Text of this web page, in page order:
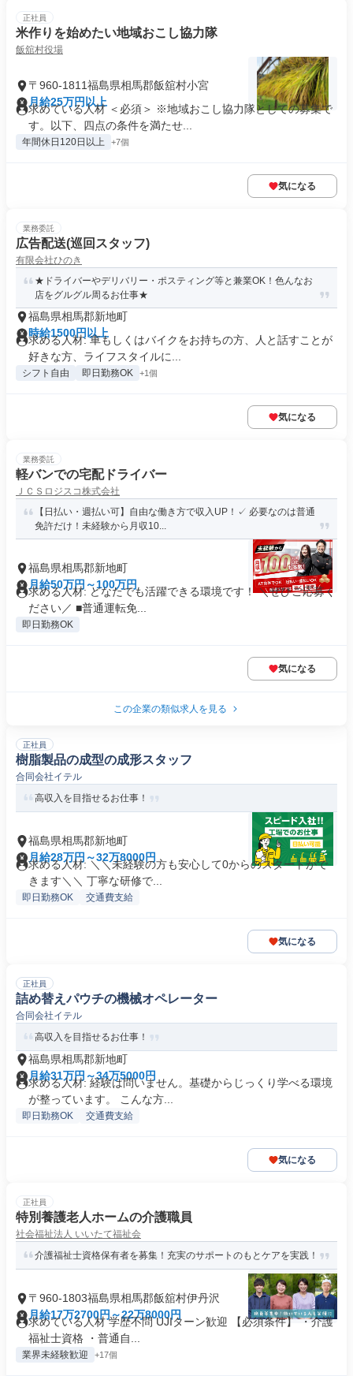
正社員
米作りを始めたい地域おこし協力隊
飯舘村役場
〒960-1811福島県相馬郡飯舘村小宮
月給25万円以上
求めている人材 ＜必須＞ ※地域おこし協力隊としての募集で
す。以下、四点の条件を満たせ...
年間休日120日以上 +7個
気になる
業務委託
広告配送(巡回スタッフ)
有限会社ひのき
★ドライバーやデリバリー・ポスティング等と兼業OK！色んなお
店をグルグル周るお仕事★
福島県相馬郡新地町
時給1500円以上
求める人材: 車もしくはバイクをお持ちの方、人と話すことが
好きな方、ライフスタイルに...
シフト自由 即日勤務OK +1個
気になる
業務委託
軽バンでの宅配ドライバー
ＪＣＳロジスコ株式会社
【日払い・週払い可】自由な働き方で収入UP！✓ 必要なのは普通
免許だけ！未経験から月収10...
福島県相馬郡新地町
月給50万円～100万円
求める人材: どなたでも活躍できる環境です！ ＼ぜひご応募く
ださい／ ■普通運転免...
即日勤務OK
気になる
この企業の類似求人を見る
正社員
樹脂製品の成型の成形スタッフ
合同会社イテル
高収入を目指せるお仕事！
福島県相馬郡新地町
月給28万円～32万8000円
求める人材: ＼＼未経験の方も安心して0からのスタートがで
きます＼＼ 丁寧な研修で...
即日勤務OK 交通費支給
気になる
正社員
詰め替えパウチの機械オペレーター
合同会社イテル
高収入を目指せるお仕事！
福島県相馬郡新地町
月給31万円～34万5000円
求める人材: 経験は問いません。基礎からじっくり学べる環境
が整っています。 こんな方...
即日勤務OK 交通費支給
気になる
正社員
特別養護老人ホームの介護職員
社会福祉法人 いいたて福祉会
介護福祉士資格保有者を募集！充実のサポートのもとケアを実践！
〒960-1803福島県相馬郡飯舘村伊丹沢
月給17万2700円～22万8000円
求めている人材 学歴不問 UJIターン歓迎 【必須条件】 ・介護
福祉士資格 ・普通自...
業界未経験歓迎 +17個